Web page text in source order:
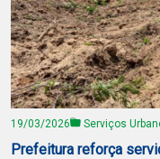
19/03/2026 Serviços
Prefeitura reforça